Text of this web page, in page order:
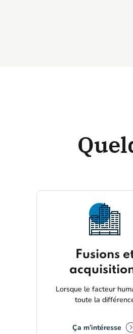
Fusions
Lorsque le facteur
toute la
Ça m’intéresse